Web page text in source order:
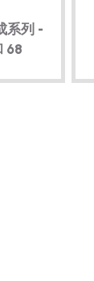
系列 -
68